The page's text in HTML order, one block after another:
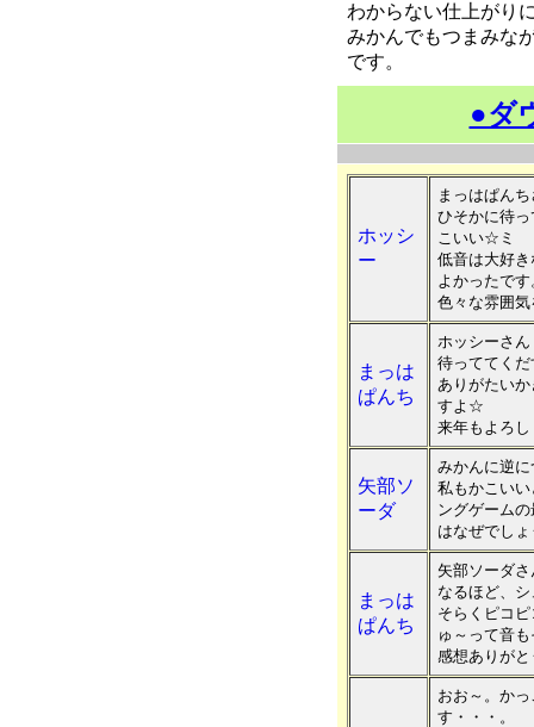
わからない仕上がり
みかんでもつまみな
です。
●ダ
ホッシ
ー
まっはぱん
ひそかに待
こいい☆ミ
低音は大好
よかったです
色々な雰囲
まっは
ぱんち
ホッシーさん
待っててく
ありがたい
すよ☆
来年もよろし
矢部ソ
ーダ
みかんに逆
私もかこい
ングゲーム
はなぜでしょ
まっは
ぱんち
矢部ソーダさ
なるほど、
そらくピコ
ゅ～って音
感想ありがと
おお～。か
す・・・。